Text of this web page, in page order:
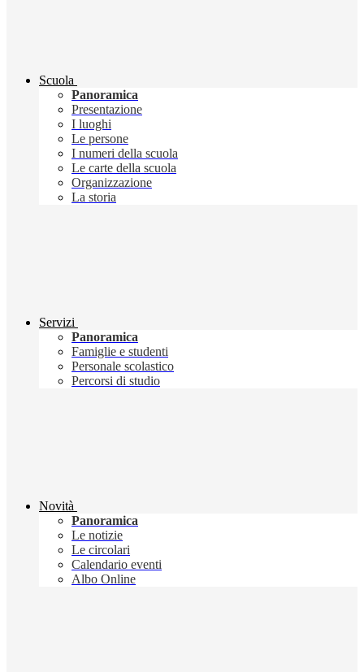
Scuola
Panoramica
Presentazione
I luoghi
Le persone
I numeri della scuola
Le carte della scuola
Organizzazione
La storia
Servizi
Panoramica
Famiglie e studenti
Personale scolastico
Percorsi di studio
Novità
Panoramica
Le notizie
Le circolari
Calendario eventi
Albo Online